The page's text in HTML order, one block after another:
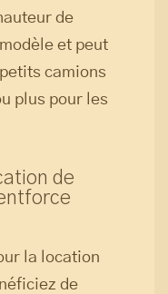
de
et peut
camions
plus pour les
de
la location
de